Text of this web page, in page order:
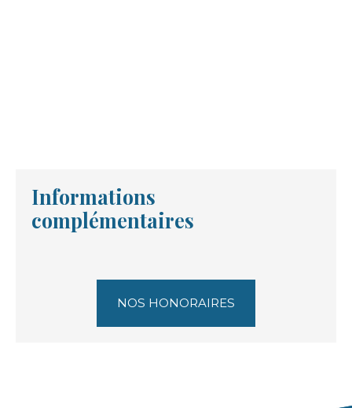
Informations
complémentaires
NOS HONORAIRES